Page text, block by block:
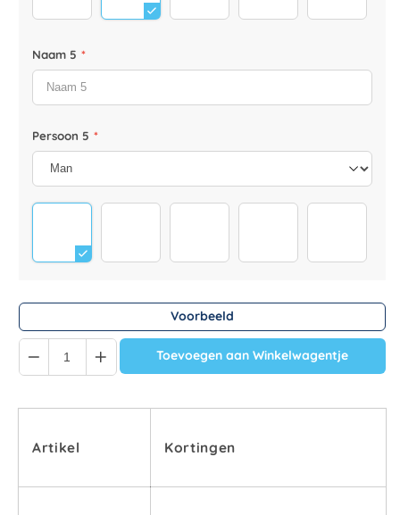
Naam 5 *
Persoon 5 *
Voorbeeld
Toevoegen aan Winkelwagentje
Artikel Kortingen